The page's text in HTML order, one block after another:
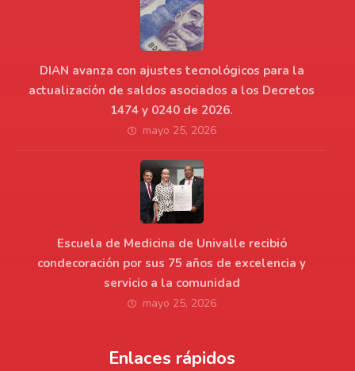
DIAN avanza con ajustes tecnológicos para la
actualización de saldos asociados a los Decretos
1474 y 0240 de 2026.
mayo 25, 2026
Escuela de Medicina de Univalle recibió
condecoración por sus 75 años de excelencia y
servicio a la comunidad
mayo 25, 2026
Enlaces rápidos